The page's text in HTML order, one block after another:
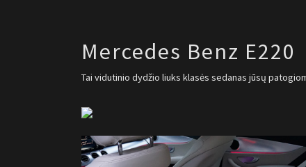
Mercedes Benz E220
Tai vidutinio dydžio liuks klasės sedanas jūsų